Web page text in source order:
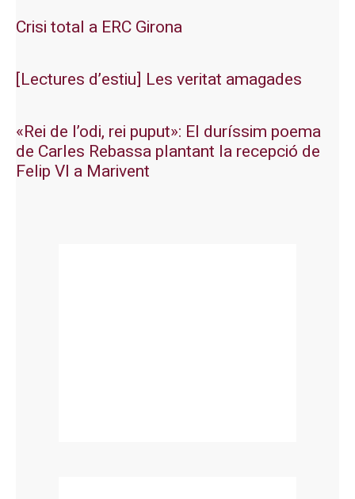
Crisi total a ERC Girona
[Lectures d’estiu] Les veritat amagades
«Rei de l’odi, rei puput»: El duríssim poema
de Carles Rebassa plantant la recepció de
Felip VI a Marivent